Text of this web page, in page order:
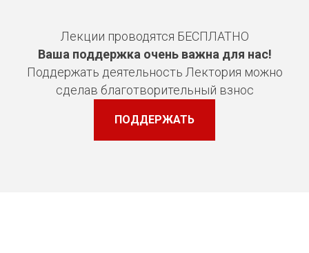
Лекции проводятся БЕСПЛАТНО
Ваша поддержка очень важна для нас!
Поддержать деятельность Лектория можно
сделав благотворительный взнос
ПОДДЕРЖАТЬ